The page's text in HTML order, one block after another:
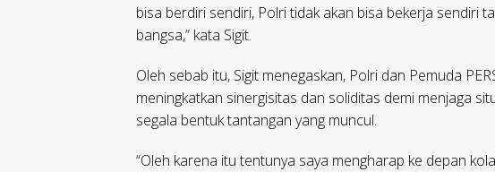
bisa berdiri sendiri, Polri tidak akan bisa bekerja sendiri
bangsa,” kata Sigit.
Oleh sebab itu, Sigit menegaskan, Polri dan Pemuda
meningkatkan sinergisitas dan soliditas demi menjaga
segala bentuk tantangan yang muncul.
“Oleh karena itu tentunya saya mengharap ke depan